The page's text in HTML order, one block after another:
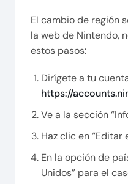
El cambio de región
la web de Nintendo,
estos pasos:
Dirígete a tu
https://
Ve a la sección
Haz clic en “Editar
En la opción de
Unidos” para el